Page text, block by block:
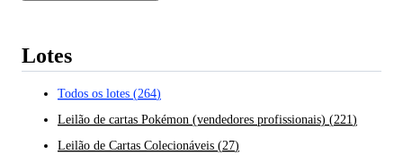
Lotes
Todos os lotes (264)
Leilão de cartas Pokémon (vendedores profissionais) (221)
Leilão de Cartas Colecionáveis (27)